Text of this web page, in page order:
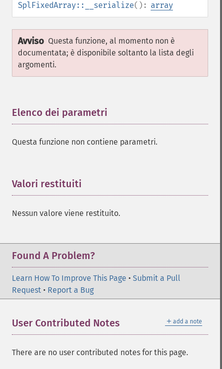
SplFixedArray::__serialize(): array
Avviso Questa funzione, al momento non è
documentata; è disponibile soltanto la lista degli
argomenti.
Elenco dei parametri
Questa funzione non contiene parametri.
Valori restituiti
Nessun valore viene restituito.
Found A Problem?
Learn How To Improve This Page • Submit a Pull
Request • Report a Bug
＋ add a note
User Contributed Notes
There are no user contributed notes for this page.